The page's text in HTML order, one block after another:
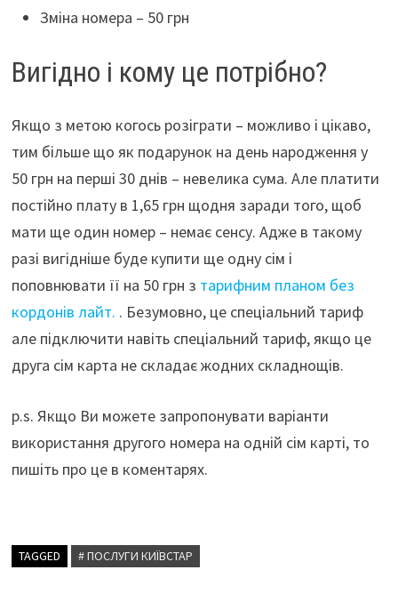
Зміна номера – 50 грн
Вигідно і кому це потрібно?
Якщо з метою когось розіграти – можливо і цікаво,
тим більше що як подарунок на день народження у
50 грн на перші 30 днів – невелика сума. Але платити
постійно плату в 1,65 грн щодня заради того, щоб
мати ще один номер – немає сенсу. Адже в такому
разі вигідніше буде купити ще одну сім і
поповнювати її на 50 грн з тарифним планом без
кордонів лайт. . Безумовно, це спеціальний тариф
але підключити навіть спеціальний тариф, якщо це
друга сім карта не складає жодних складнощів.
p.s. Якщо Ви можете запропонувати варіанти
використання другого номера на одній сім карті, то
пишіть про це в коментарях.
TAGGED # ПОСЛУГИ КИЇВСТАР